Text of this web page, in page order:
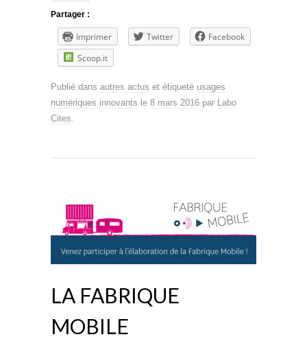
Partager :
Imprimer Twitter
Facebook
Scoop.it
Publié dans autres actus et étiqueté usages
numériques innovants le 8 mars 2016 par Labo
Cites
LA FABRIQUE
MOBILE